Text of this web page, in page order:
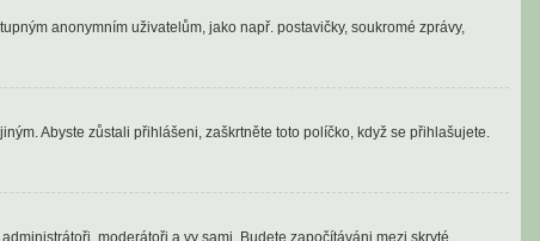
anonymním uživatelům, jako např. postavičky, soukromé zprávy,
Abyste zůstali přihlášeni, zaškrtněte toto políčko, když se přihlašujete.
moderátoři a vy sami. Budete započítáváni mezi skryté